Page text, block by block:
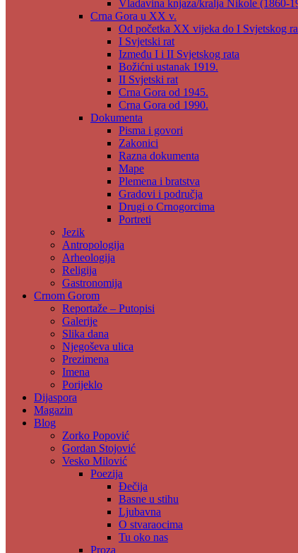
Vladavina knjaza/kralja Nikole (1860-
Crna Gora u XX v.
Od početka XX vijeka do I Svjetskog
I Svjetski rat
Između I i II Svjetskog rata
Božićni ustanak 1919.
II Svjetski rat
Crna Gora od 1945.
Crna Gora od 1990.
Dokumenta
Pisma i govori
Zakonici
Razna dokumenta
Mape
Plemena i bratstva
Gradovi i područja
Drugi o Crnogorcima
Portreti
Jezik
Antropologija
Arheologija
Religija
Gastronomija
Crnom Gorom
Reportaže – Putopisi
Galerije
Slika dana
Njegoševa ulica
Prezimena
Imena
Porijeklo
Dijaspora
Magazin
Blog
Zorko Popović
Gordan Stojović
Vesko Milović
Poezija
Đečija
Basne u stihu
Ljubavna
O stvaraocima
Tu oko nas
Proza